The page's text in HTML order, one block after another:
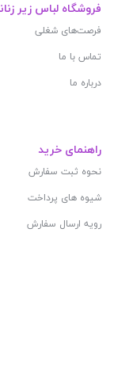
فروشگاه لباس زیر
فرصت‌های شغلی
تماس با ما
درباره ما
راهنمای خرید
نحوه ثبت سفارش
شیوه های پرداخت
رویه ارسال سفارش